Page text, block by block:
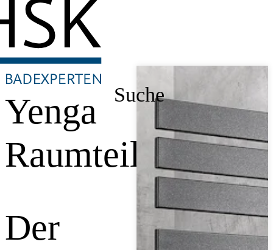
Suche
Yenga
Raumteiler
Der